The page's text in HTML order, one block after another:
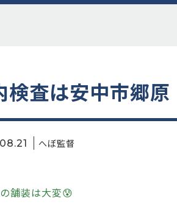
検査は安中市郷原
へぼ監督
舗装は大変😰